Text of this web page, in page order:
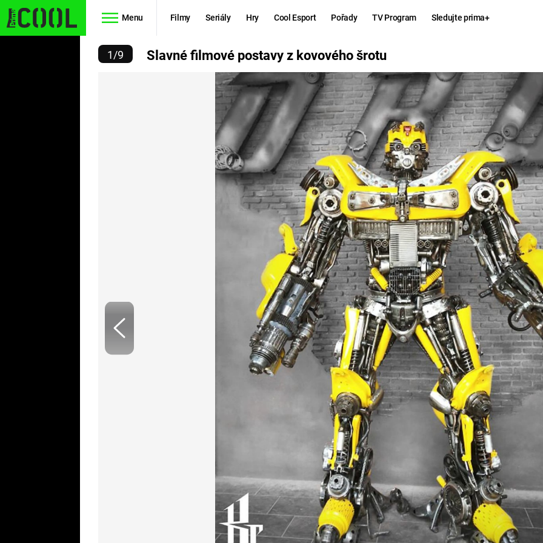
Menu Filmy Seriály Hry Cool Esport Pořady TV Program Sledujte prima+
Filmy
STAR WARS
AVENGERS
RYCHLE A
ZBĚSILE 10
PREDÁTOR
Hry
MAFIA
GTA 6
KINGDOM
COME:
DELIVERANCE
ESPORT
Zábava
CHUCK
NORRIS
Z KOVOVÉHO ŠROTU
1/9 Slavné filmové postavy z kovového šrotu